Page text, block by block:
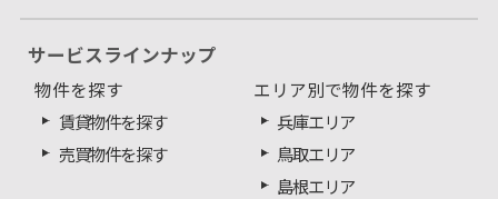
サービスラインナップ
物件を探す
賃貸物件を探す
売買物件を探す
エリア別で物件を探す
兵庫エリア
鳥取エリア
島根エリア